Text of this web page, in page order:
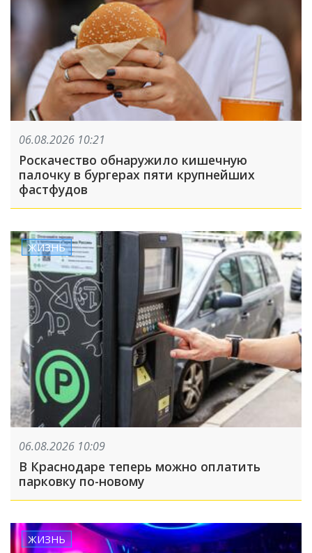
06.08.2026 10:21
Роскачество обнаружило кишечную
палочку в бургерах пяти крупнейших
фастфудов
ЖИЗНЬ
06.08.2026 10:09
В Краснодаре теперь можно оплатить
парковку по-новому
ЖИЗНЬ